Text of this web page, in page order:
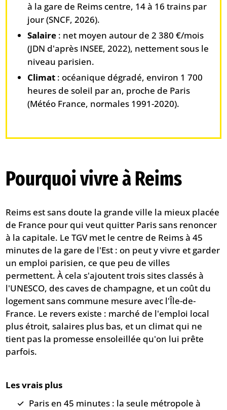
à la gare de Reims centre, 14 à 16 trains par
jour (SNCF, 2026).
Salaire : net moyen autour de 2 380 €/mois
(JDN d'après INSEE, 2022), nettement sous le
niveau parisien.
Climat : océanique dégradé, environ 1 700
heures de soleil par an, proche de Paris
(Météo France, normales 1991-2020).
Pourquoi vivre à Reims
Reims est sans doute la grande ville la mieux placée
de France pour qui veut quitter Paris sans renoncer
à la capitale. Le TGV met le centre de Reims à 45
minutes de la gare de l'Est : on peut y vivre et garder
un emploi parisien, ce que peu de villes
permettent. À cela s'ajoutent trois sites classés à
l'UNESCO, des caves de champagne, et un coût du
logement sans commune mesure avec l'Île-de-
France. Le revers existe : marché de l'emploi local
plus étroit, salaires plus bas, et un climat qui ne
tient pas la promesse ensoleillée qu'on lui prête
parfois.
Les vrais plus
Paris en 45 minutes : la seule métropole à